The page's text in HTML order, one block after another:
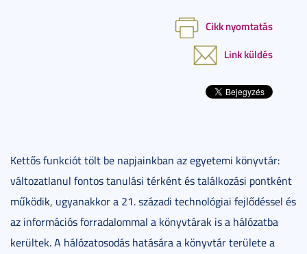
Cikk nyomtatás
Link küldés
Kettős funkciót tölt be napjainkban az egyetemi könyvtár:
változatlanul fontos tanulási térként és találkozási pontként
működik, ugyanakkor a 21. századi technológiai fejlődéssel és
az információs forradalommal a könyvtárak is a hálózatba
kerültek. A hálózatosodás hatására a könyvtár területe a